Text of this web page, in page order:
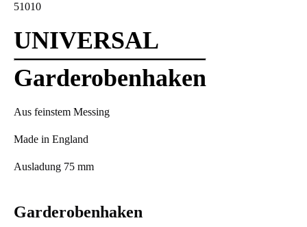
51010
UNIVERSAL
Garderobenhaken
Aus feinstem Messing
Made in England
Ausladung 75 mm
Garderobenhaken